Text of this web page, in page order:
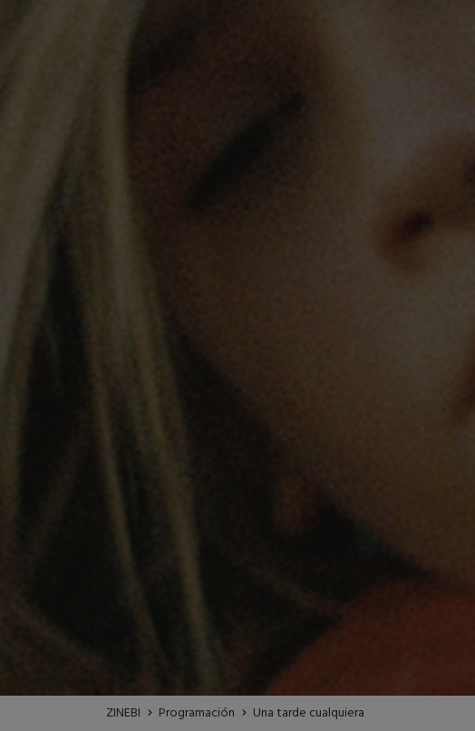
ZINEBI Programación Una tarde cualquiera